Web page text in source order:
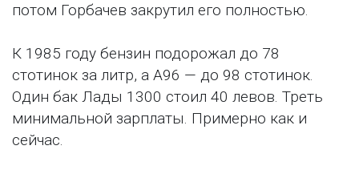
потом Горбачев закрутил его полностью.
К 1985 году бензин подорожал до 78
стотинок за литр, а А96 — до 98 стотинок.
Один бак Лады 1300 стоил 40 левов. Треть
минимальной зарплаты. Примерно как и
сейчас.